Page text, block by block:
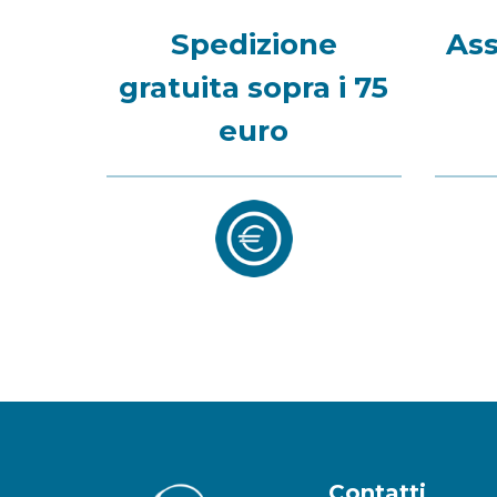
Spedizione
gratuita sopra i 75
euro